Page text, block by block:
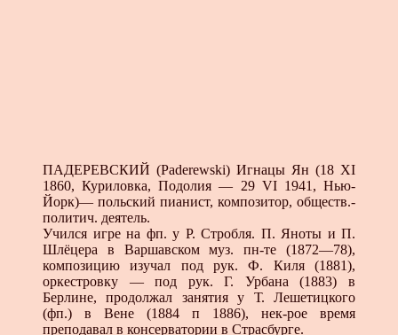
ПАДЕРЕВСКИЙ (Paderewski) Игнацы Ян (18 XI
1860, Куриловка, Подолия — 29 VI 1941, Нью-
Йорк)— польский пианист, композитор, обществ.-
политич. деятель.
Учился игре на фп. у Р. Стробля. П. Яноты и П.
Шлёцера в Варшавском муз. пн-те (1872—78),
композицию изучал под рук. Ф. Киля (1881),
оркестровку — под рук. Г. Урбана (1883) в
Берлине, продолжал занятия у Т. Лешетицкого
(фп.) в Вене (1884 п 1886), нек-рое время
преподавал в консерватории в Страсбурге.